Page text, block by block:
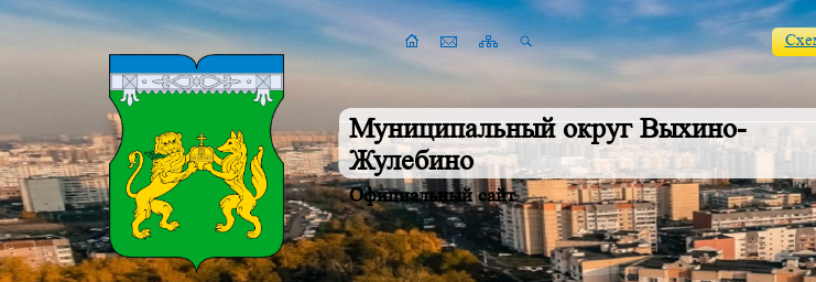
Муниципальный округ Выхино-
Жулебино
Официальный сайт